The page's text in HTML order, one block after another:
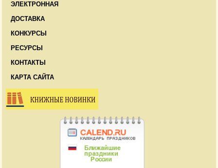
ЭЛЕКТРОННАЯ
ДОСТАВКА
КОНКУРСЫ
РЕСУРСЫ
КОНТАКТЫ
КАРТА САЙТА